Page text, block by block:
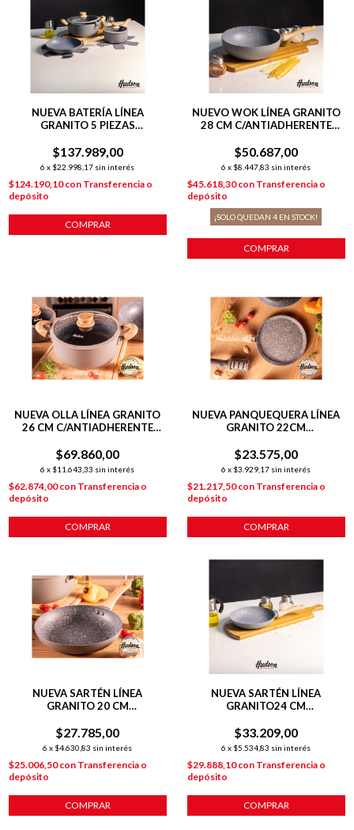
NUEVA BATERÍA LÍNEA
GRANITO 5 PIEZAS
$137.989,00
6 x $22.998,17 sin interés
$124.190,10con Transferencia o
depósito
COMPRAR
NUEVO WOK LÍNEA GRANITO
28 CM C/ANTIADHERENTE
$50.687,00
6 x $8.447,83 sin interés
$45.618,30con Transferencia o
depósito
¡SOLO QUEDAN4 EN STOCK!
COMPRAR
NUEVA OLLA LÍNEA GRANITO
26 CM C/ANTIADHERENTE
$69.860,00
6 x $11.643,33 sin interés
$62.874,00con Transferencia o
depósito
COMPRAR
NUEVA PANQUEQUERA LÍNEA
GRANITO 22CM
$23.575,00
6 x $3.929,17 sin interés
$21.217,50con Transferencia o
depósito
COMPRAR
NUEVA SARTÉN LÍNEA
GRANITO 20 CM
$27.785,00
6 x $4.630,83 sin interés
$25.006,50con Transferencia o
depósito
COMPRAR
NUEVA SARTÉN LÍNEA
GRANITO24 CM
$33.209,00
6 x $5.534,83 sin interés
$29.888,10con Transferencia o
depósito
COMPRAR